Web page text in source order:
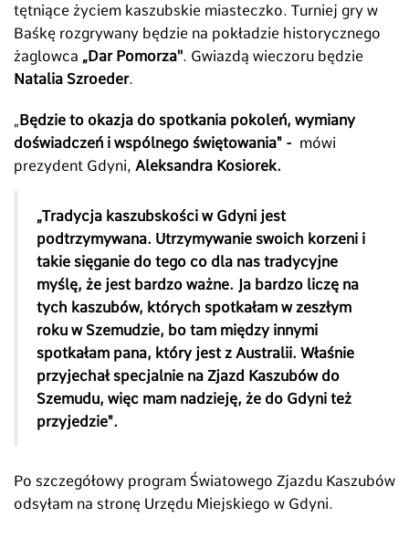
tętniące życiem kaszubskie miasteczko. Turniej gry w
Baśkę rozgrywany będzie na pokładzie historycznego
żaglowca „Dar Pomorza''. Gwiazdą wieczoru będzie
Natalia Szroeder.
„Będzie to okazja do spotkania pokoleń, wymiany
doświadczeń i wspólnego świętowania" - mówi
prezydent Gdyni, Aleksandra Kosiorek.
„Tradycja kaszubskości w Gdyni jest
podtrzymywana. Utrzymywanie swoich korzeni i
takie sięganie do tego co dla nas tradycyjne
myślę, że jest bardzo ważne. Ja bardzo liczę na
tych kaszubów, których spotkałam w zeszłym
roku w Szemudzie, bo tam między innymi
spotkałam pana, który jest z Australii. Właśnie
przyjechał specjalnie na Zjazd Kaszubów do
Szemudu, więc mam nadzieję, że do Gdyni też
przyjedzie".
Po szczegółowy program Światowego Zjazdu Kaszubów
odsyłam na stronę Urzędu Miejskiego w Gdyni.